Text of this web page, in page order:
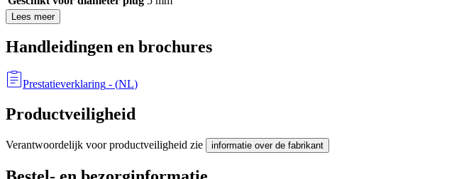
Lees meer
Handleidingen en brochures
Prestatieverklaring - (NL)
Productveiligheid
Verantwoordelijk voor productveiligheid zie informatie over de fabrikant